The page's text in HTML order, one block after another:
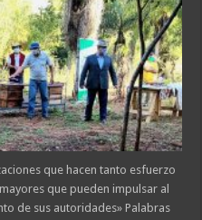
que hacen tanto esfuerzo
que pueden impulsar al
de sus autoridades» Palabras